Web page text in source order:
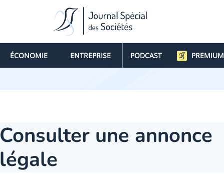
ÉCONOMIE ENTREPRISE PODCAST PREMIUM
Consulter une annonce
légale